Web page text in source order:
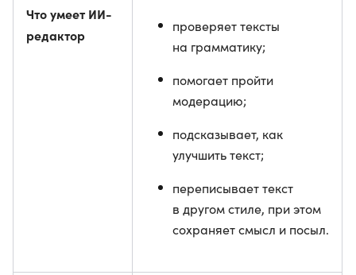
Что умеет ИИ-
редактор
проверяет тексты
на грамматику;
помогает пройти
модерацию;
подсказывает, как
улучшить текст;
переписывает текст
в другом стиле, при этом
сохраняет смысл и посыл.